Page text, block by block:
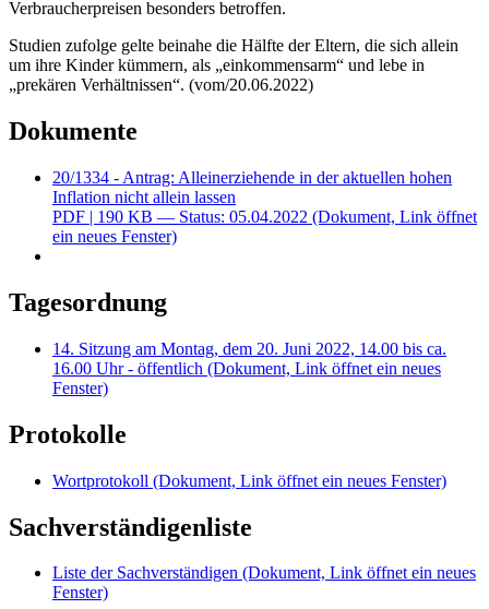
Verbraucherpreisen besonders betroffen.
Studien zufolge gelte beinahe die Hälfte der Eltern, die sich allein
um ihre Kinder kümmern, als „einkommensarm“ und lebe in
„prekären Verhältnissen“. (vom/20.06.2022)
Dokumente
20/1334 - Antrag: Alleinerziehende in der aktuellen hohen
Inflation nicht allein lassen
PDF | 190 KB — Status: 05.04.2022 (Dokument, Link öffnet
ein neues Fenster)
Tagesordnung
14. Sitzung am Montag, dem 20. Juni 2022, 14.00 bis ca.
16.00 Uhr - öffentlich (Dokument, Link öffnet ein neues
Fenster)
Protokolle
Wortprotokoll (Dokument, Link öffnet ein neues Fenster)
Sachverständigenliste
Liste der Sachverständigen (Dokument, Link öffnet ein neues
Fenster)